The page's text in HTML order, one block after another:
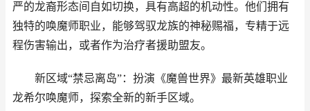
严的龙裔形态间自如切换，具有高超的机动性。他们拥有
独特的唤魔师职业，能够驾驭龙族的神秘赐福，专精于远
程伤害输出，或者作为治疗者援助盟友。
新区域“禁忌离岛”：扮演《魔兽世界》最新英雄职业
龙希尔唤魔师，探索全新的新手区域。